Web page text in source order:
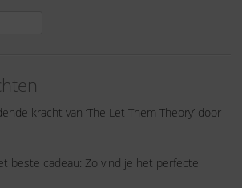
kracht van ‘The Let Them Theory’ door
beste cadeau: Zo vind je het perfecte